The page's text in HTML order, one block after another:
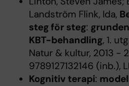
Landström Flink, Ida,
steg för steg:
KBT-behandling, 1.
Natur & kultur, 2013 -
9789127132146 (inb.),
Kognitiv terapi: